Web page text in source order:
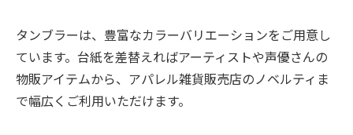
タンブラーは、豊富なカラーバリエーションをご用意し
ています。台紙を差替えればアーティストや声優さんの
物販アイテムから、アパレル雑貨販売店のノベルティま
で幅広くご利用いただけます。